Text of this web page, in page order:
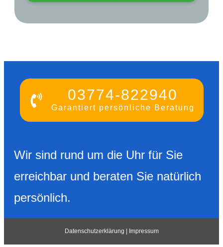
03774-822940
Garantiert persönliche Beratung
Wir sind rund um die Uhr für Sie
erreichbar und beraten Sie natürlich
persönlich.
Datenschutzerklärung Impressum